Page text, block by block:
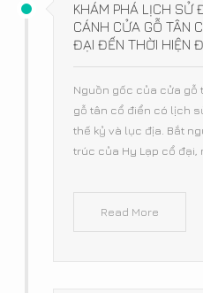
KHÁM PHÁ LỊCH SỬ
CÁNH CỬA GỖ TÂN
ĐẠI ĐẾN THỜI HIỆN
Nguồn gốc của cửa gỗ
gỗ tân cổ điển có lịch
thế kỷ và lục địa. Bắt
trúc của Hy Lạp cổ đại,
Read More